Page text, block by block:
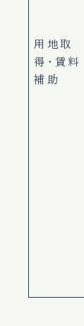
用地取
得・賃料
補助